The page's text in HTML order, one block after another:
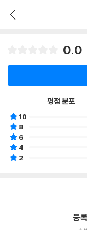
0.0
평점 분포
10
8
6
4
2
등